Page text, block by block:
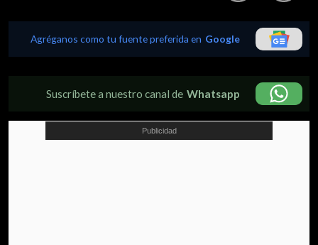
Agréganos como tu fuente preferida en Google
Suscríbete a nuestro canal de Whatsapp